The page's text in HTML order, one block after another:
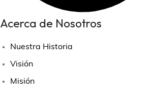
Acerca de Nosotros
Nuestra Historia
Visión
Misión